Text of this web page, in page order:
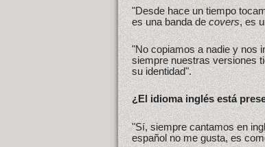
"Desde hace un tiempo
es una banda decovers, es
"No copiamos a nadie y nos
siempre nuestras versiones
su identidad".
¿El idioma inglés está
"Sí, siempre cantamos en
español no me gusta, es